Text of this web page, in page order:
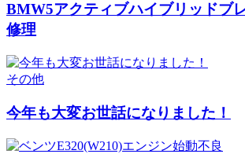
BMW5アクティブハイブリッドブ
修理
その他
今年も大変お世話になりました！